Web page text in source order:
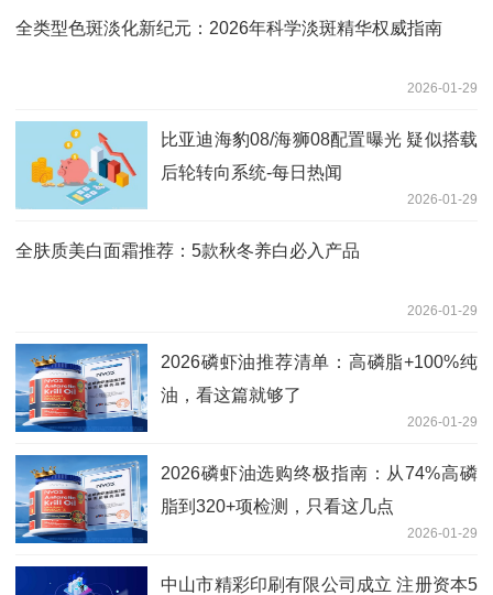
全类型色斑淡化新纪元：2026年科学淡斑精华权威指南
2026-01-29
比亚迪海豹08/海狮08配置曝光 疑似搭载
后轮转向系统-每日热闻
2026-01-29
全肤质美白面霜推荐：5款秋冬养白必入产品
2026-01-29
2026磷虾油推荐清单：高磷脂+100%纯
油，看这篇就够了
2026-01-29
2026磷虾油选购终极指南：从74%高磷
脂到320+项检测，只看这几点
2026-01-29
中山市精彩印刷有限公司成立 注册资本5